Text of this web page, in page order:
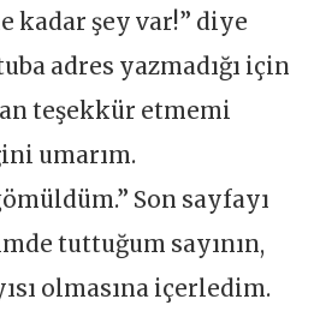
kadar şey var!” diye
adres yazmadığı için
teşekkür etmemi
umarım.
Son sayfayı
tuttuğum sayının,
olmasına içerledim.